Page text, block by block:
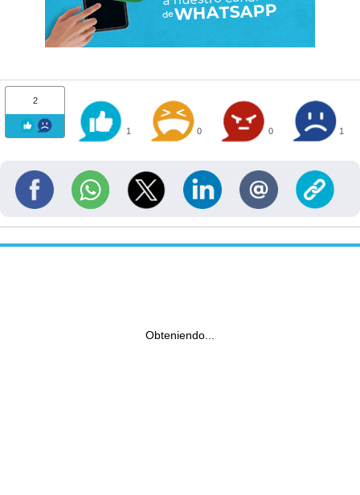
2
1 0 0 1
Obteniendo...